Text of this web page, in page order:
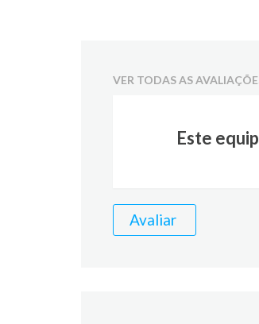
VER TODAS AS
Este
Avaliar